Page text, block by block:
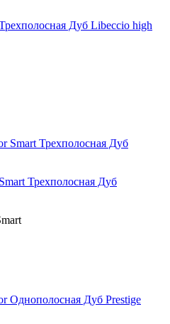
Дуб Libeccio high
Трехполосная Дуб